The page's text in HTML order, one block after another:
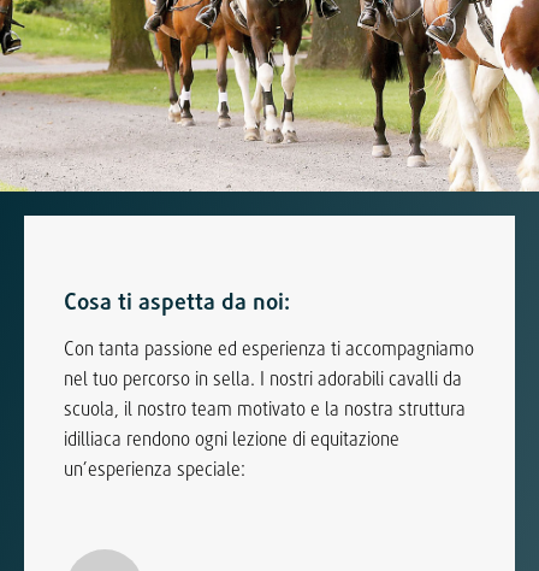
Cosa ti aspetta da noi:
Con tanta passione ed esperienza ti accompagniamo
nel tuo percorso in sella. I nostri adorabili cavalli da
scuola, il nostro team motivato e la nostra struttura
idilliaca rendono ogni lezione di equitazione
un’esperienza speciale: